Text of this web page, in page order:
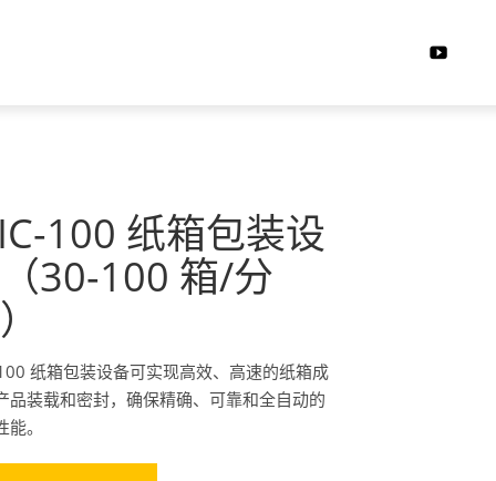
100 纸箱包装设
30-100 箱/分
纸箱包装设备可实现高效、高速的纸箱成
品装载和密封，确保精确、可靠和全自动的
。